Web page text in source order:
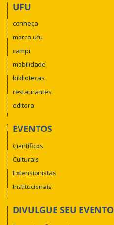
UFU
conheça
marca ufu
campi
mobilidade
bibliotecas
restaurantes
editora
EVENTOS
Científicos
Culturais
Extensionistas
Institucionais
DIVULGUE SEU EVENTO